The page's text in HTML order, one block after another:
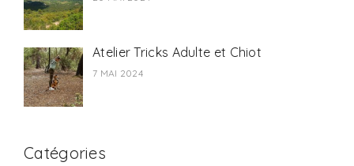
Atelier Tricks Adulte et Chiot
7 MAI 2024
Catégories